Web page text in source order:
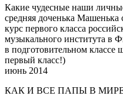
Какие чудесные наши
средняя доченька Машенька
курс первого класса
музыкального института в
в подготовительном
первый класс!)
июнь 2014
КАК И ВСЕ ПАПЫ В МИРЕ,